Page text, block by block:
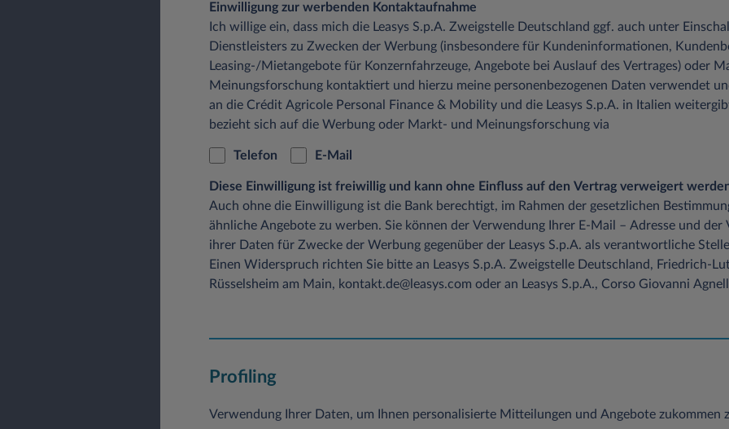
Einwilligung zur werbenden Kontaktaufnahme
Ich willige ein, dass mich die Leasys S.p.A. Zweigstelle Deutschland ggf. auch unter
Dienstleisters zu Zwecken der Werbung (insbesondere für Kundeninformationen,
Leasing-/Mietangebote für Konzernfahrzeuge, Angebote bei Auslauf des Vertrages) oder
Meinungsforschung kontaktiert und hierzu meine personenbezogenen Daten verwendet
an die Crédit Agricole Personal Finance & Mobility und die Leasys S.p.A. in Italien
bezieht sich auf die Werbung oder Markt- und Meinungsforschung via
Telefon E-Mail
Diese Einwilligung ist freiwillig und kann ohne Einfluss auf den Vertrag verweigert
Auch ohne die Einwilligung ist die Bank berechtigt, im Rahmen der gesetzlichen
ähnliche Angebote zu werben. Sie können der Verwendung Ihrer E-Mail – Adresse und
ihrer Daten für Zwecke der Werbung gegenüber der Leasys S.p.A. als verantwortliche
Einen Widerspruch richten Sie bitte an Leasys S.p.A. Zweigstelle Deutschland, Friedrich-
Rüsselsheim am Main, kontakt.de@leasys.com oder an Leasys S.p.A., Corso Giovanni
Profiling
Verwendung Ihrer Daten, um Ihnen personalisierte Mitteilungen und Angebote zukommen